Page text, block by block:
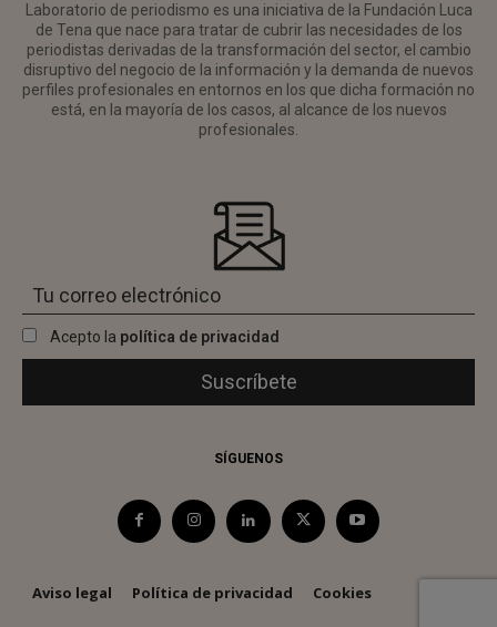
Laboratorio de periodismo es una iniciativa de la Fundación Luca
de Tena que nace para tratar de cubrir las necesidades de los
periodistas derivadas de la transformación del sector, el cambio
disruptivo del negocio de la información y la demanda de nuevos
perfiles profesionales en entornos en los que dicha formación no
está, en la mayoría de los casos, al alcance de los nuevos
profesionales.
Acepto la política de privacidad
SÍGUENOS
Aviso legal Política de privacidad Cookies